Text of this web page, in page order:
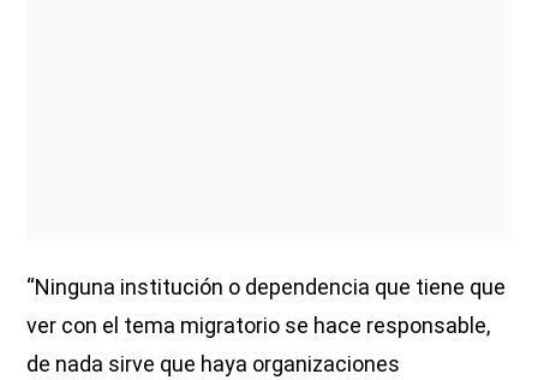
“Ninguna institución o dependencia que tiene que
ver con el tema migratorio se hace responsable,
de nada sirve que haya organizaciones